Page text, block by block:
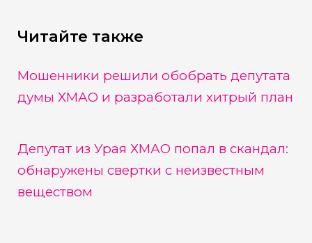
Читайте также
Мошенники решили обобрать депутата
думы ХМАО и разработали хитрый план
Депутат из Урая ХМАО попал в скандал:
обнаружены свертки с неизвестным
веществом